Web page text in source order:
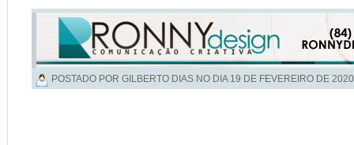
POSTADO POR GILBERTO DIAS NO DIA 19 DE FEVEREIRO DE 2020